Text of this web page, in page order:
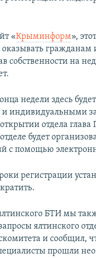
«Крыминформ»,
собственности на
недели здесь
индивидуальными
отдела
будет
с помощью
регистрации
БТИ мы
ялтинского
и сообщил,
прошли